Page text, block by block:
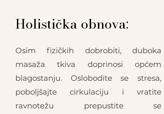
Holistička obnova:
Osim fizičkih dobrobiti, duboka
masaža tkiva doprinosi općem
blagostanju. Oslobodite se stresa,
poboljšajte cirkulaciju i vratite
ravnotežu prepustite se